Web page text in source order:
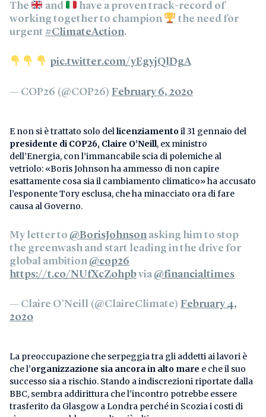
The and
have a proven track-record of
working together to champion
the need for
urgent #ClimateAction.
pic.twitter.com/yEgyjQlDgA
— COP26 (@COP26) February 6, 2020
E non si è trattato solo dellicenziamentoil 31 gennaio del
presidente di COP26, Claire O’Neill, ex ministro
dell’Energia, con l’immancabile scia di polemiche al
vetriolo: «Boris Johnson ha ammesso di non capire
esattamente cosa sia il cambiamento climatico» ha accusato
l’esponente Tory esclusa, che ha minacciato ora di fare
causa al Governo.
My letter to @BorisJohnson asking him to stop
the greenwash and start leading in the drive for
global ambition @cop26
https://t.co/NUfXcZ0hpbvia @financialtimes
— Claire O’Neill (@ClaireClimate) February 4,
2020
La preoccupazione che serpeggia tra gli addetti ai lavori è
che l’organizzazione sia ancora in alto mare e che il suo
successo sia a rischio. Stando a indiscrezioni riportate dalla
BBC, sembra addirittura che l’incontro potrebbe essere
trasferito da Glasgow a Londra perché in Scozia i costi di